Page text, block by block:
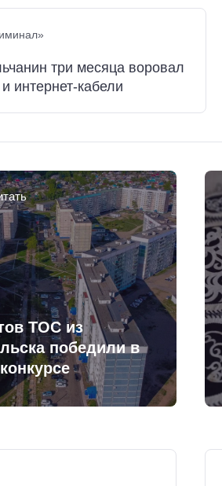
три месяца воровал
интернет-кабели
ТОС из
победили в